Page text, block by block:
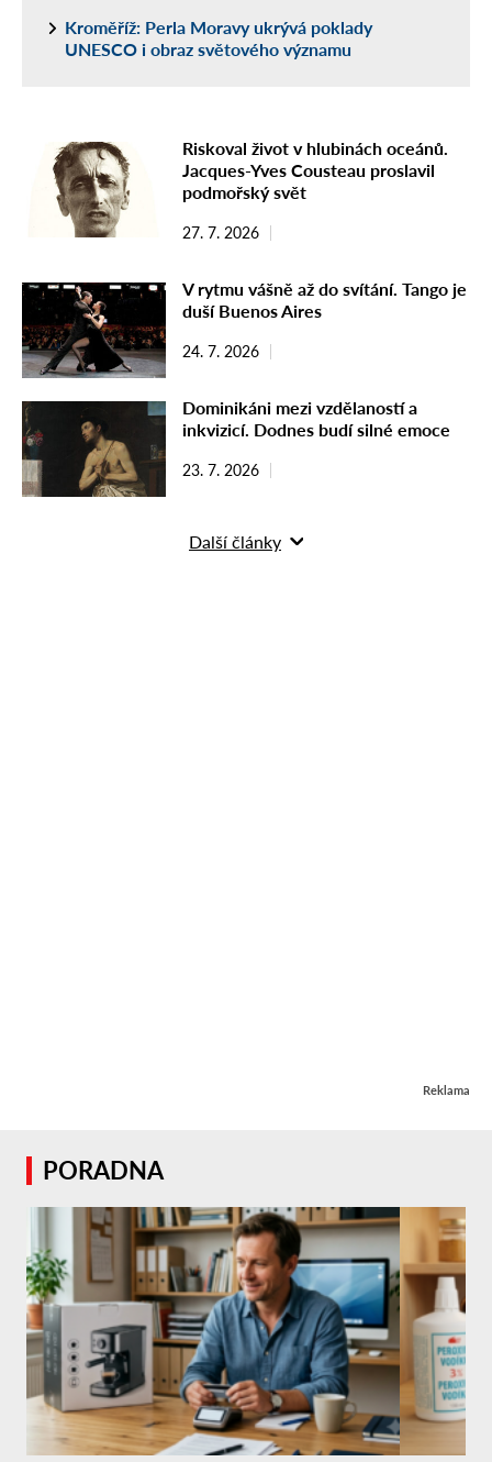
Kroměříž: Perla Moravy ukrývá poklady
UNESCO i obraz světového významu
Riskoval život v hlubinách oceánů.
Jacques-Yves Cousteau proslavil
podmořský svět
27. 7. 2026
V rytmu vášně až do svítání. Tango je
duší Buenos Aires
24. 7. 2026
Dominikáni mezi vzdělaností a
inkvizicí. Dodnes budí silné emoce
23. 7. 2026
Další články
Reklama
PORADNA